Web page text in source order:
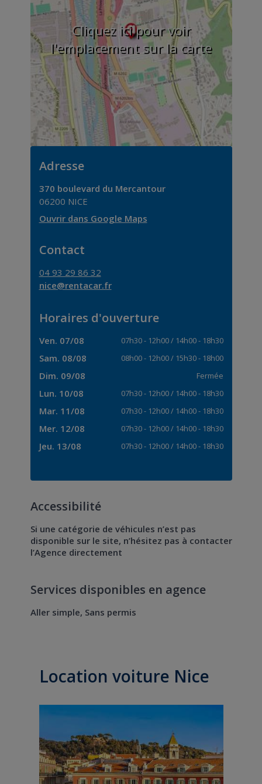
Cliquez ici pour voir
l'emplacement sur la carte
Adresse
370 boulevard du Mercantour
06200 NICE
Ouvrir dans Google Maps
Contact
04 93 29 86 32
nice@rentacar.fr
Horaires d'ouverture
Ven. 07/08 07h30- 12h00/ 14h00- 18h30
Sam. 08/08 08h00- 12h00/ 15h30- 18h00
Dim. 09/08 Fermée
Lun. 10/08 07h30- 12h00/ 14h00- 18h30
Mar. 11/08 07h30- 12h00/ 14h00- 18h30
Mer. 12/08 07h30- 12h00/ 14h00- 18h30
Jeu. 13/08 07h30- 12h00/ 14h00- 18h30
Accessibilité
Si une catégorie de véhicules n’est pas
disponible sur le site, n’hésitez pas à contacter
l’Agence directement
Services disponibles en agence
Aller simple, Sans permis
Location voiture Nice